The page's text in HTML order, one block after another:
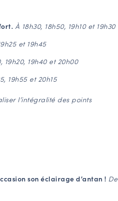
À 18h30, 18h50, 19h10 et 19h30
et 19h45
19h20, 19h40 et 20h00
19h55 et 20h15
l’intégralité des points
son éclairage d’antan ! De